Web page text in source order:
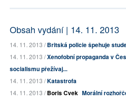
Obsah vydání | 14. 11. 2013
14. 11. 2013 /Britská policie špehuje
14. 11. 2013 /Xenofobní propaganda v
socialismu přežívaj...
14. 11. 2013 /Katastrofa
14. 11. 2013 /Boris Cvek Morální